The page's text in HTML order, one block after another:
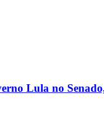
Lula no